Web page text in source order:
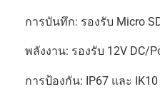
การบันทึก: รองรับ Micro
พลังงาน: รองรับ 12V DC/
การป้องกัน: IP67 และ